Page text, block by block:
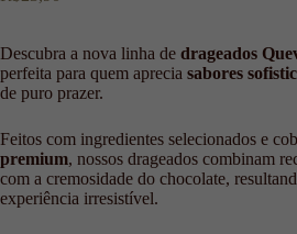
Descubra a nova linha de drageados
perfeita para quem aprecia sabores
de puro prazer.
Feitos com ingredientes selecionados e
premium, nossos drageados combinam
com a cremosidade do chocolate,
experiência irresistível.